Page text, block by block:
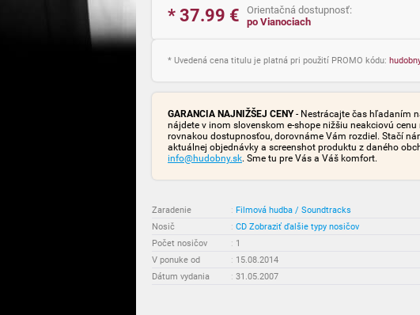
* 37.99 €
Orientačná dostupnosť:
po Vianociach
* Uvedená cena titulu je platná pri použití PROMO kódu:
GARANCIA NAJNIŽŠEJ CENY- Nestrácajte čas hľadaním
nájdete v inom slovenskom e-shope nižšiu neakciovú
rovnakou dostupnosťou, dorovnáme Vám rozdiel. Stačí
aktuálnej objednávky a screenshot produktu z daného
info@hudobny.sk. Sme tu pre Vás a Váš komfort.
Zaradenie : Filmová hudba / Soundtracks
Nosič
: CD Zobraziť ďalšie typy nosičov
Počet nosičov
: 1
V ponuke od
: 15.08.2014
Dátum vydania
: 31.05.2007